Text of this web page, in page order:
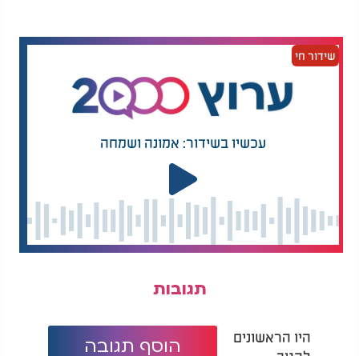
משימה גדולה.
מעבר לסדר ולניקיון, מומלץ גם להקדיש רגע למחשבה
על התחושה שרוצים ליצור בבית במהלך החודש.
במקום להציב רשימת משימות ארוכה, אפשר לבחור
את הכוונה ניתן לרשום במקום בולט לעין, והיא תשמש
כתזכורת גם בימים עמוסים יותר. הרעיון הוא ליצור כיוון
ברור ויציב, גם כאשר המוטיבציה משתנה.
המסר המרכזי פשוט: לא חייבים לחכות לתאריך מיוחד
אחת קטנה ולהתחיל כבר היום. עם הזמן, הצעדים
שידור חי
עכשיו בשידור: אמונה ושמחה
תגובות
היו הראשונים
הוסף תגובה